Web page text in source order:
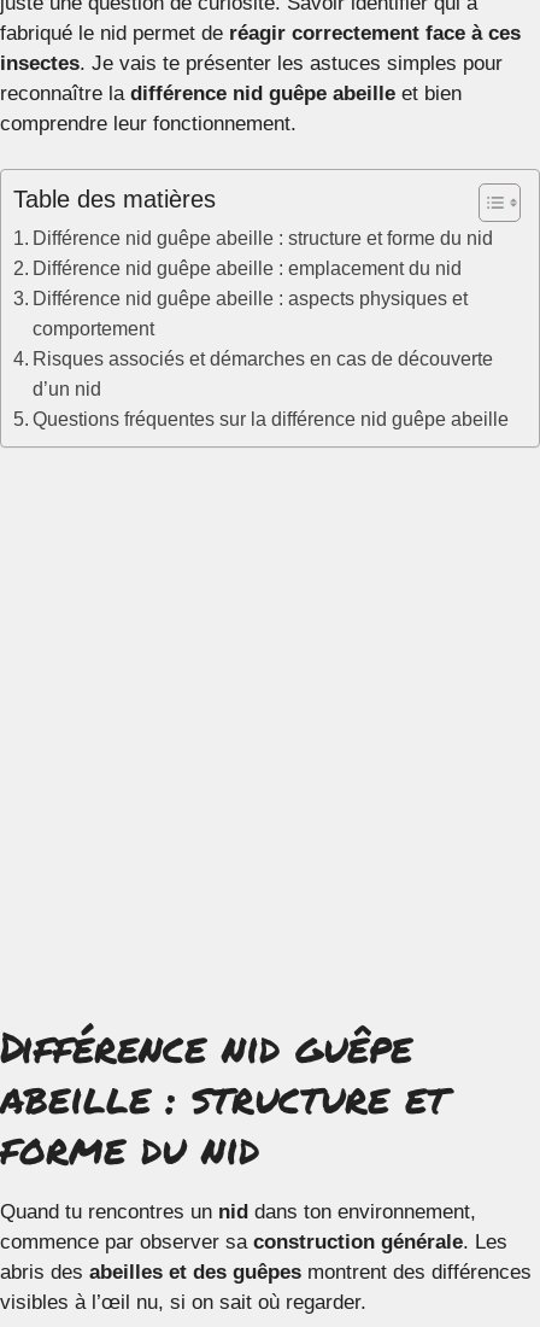
fabriqué le nid permet de réagir correctement face à ces
insectes. Je vais te présenter les astuces simples pour
reconnaître la différence nid guêpe abeille et bien
comprendre leur fonctionnement.
Table des matières
Différence nid guêpe abeille : structure et forme du nid
Différence nid guêpe abeille : emplacement du nid
Différence nid guêpe abeille : aspects physiques et
comportement
Risques associés et démarches en cas de découverte
d’un nid
Questions fréquentes sur la différence nid guêpe abeille
Différence nid guêpe
abeille : structure et
forme du nid
Quand tu rencontres un nid dans ton environnement,
commence par observer sa construction générale. Les
abris des abeilles et des guêpes montrent des différences
visibles à l’œil nu, si on sait où regarder.